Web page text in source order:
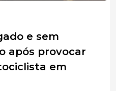
Frei
para
a crianças e